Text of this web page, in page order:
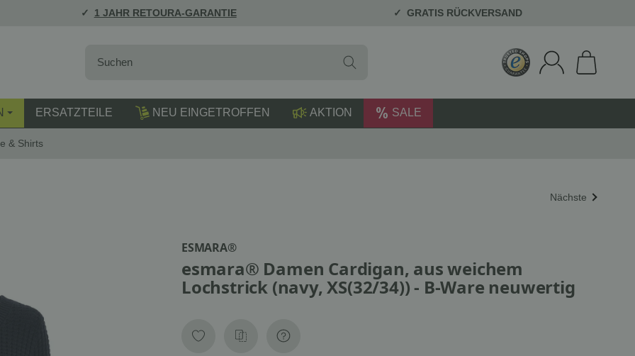
1 JAHR RETOURA-GARANTIE GRATIS RÜCKVERSAND
ERSATZTEILE NEU EINGETROFFEN AKTION SALE
& Shirts
Nächste
ESMARA®
esmara® Damen Cardigan, aus weichem
Lochstrick (navy, XS(32/34)) - B-Ware neuwertig